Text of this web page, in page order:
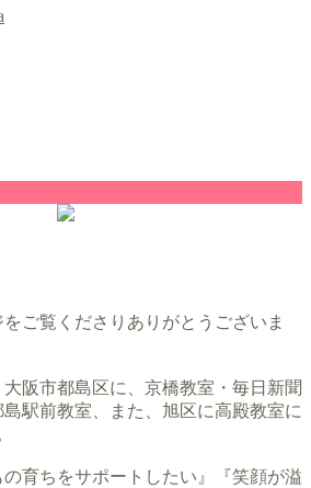
ご覧くださりありがとうございま
阪市都島区に、京橋教室・毎日新聞
駅前教室、また、旭区に高殿教室に
の育ちをサポートしたい』『笑顔が溢